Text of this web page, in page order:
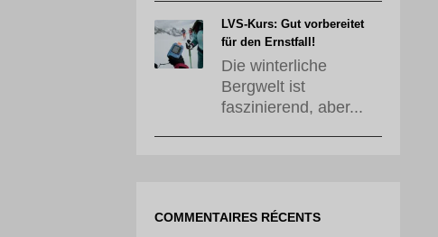
LVS-Kurs: Gut vorbereitet
für den Ernstfall!
Die winterliche
Bergwelt ist
faszinierend, aber...
COMMENTAIRES RÉCENTS